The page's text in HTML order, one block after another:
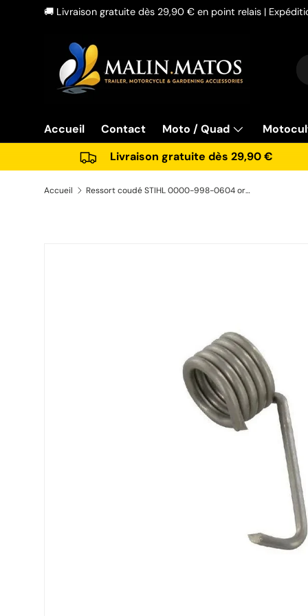
🚚 Livraison gratuite dès 29,90 € en point relais |
Accueil Contact Moto / Quad
Livraison gratuite dès 29,90 €
Accueil Ressort coudé STIHL 0000-998-0604 origine